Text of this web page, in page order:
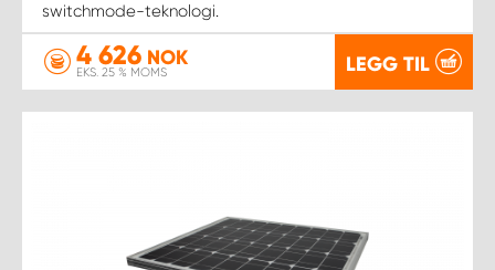
switchmode-teknologi.
4 626 NOK
EKS. 25 % MOMS LEGG TIL